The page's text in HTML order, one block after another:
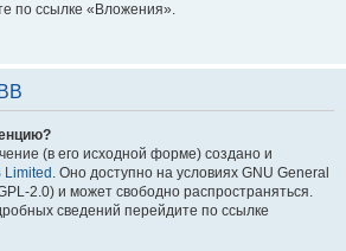
по ссылке «Вложения».
(в его исходной форме) создано и
Limited . Оно доступно на условиях GNU General
2.0) и может свободно распространяться.
сведений перейдите по ссылке